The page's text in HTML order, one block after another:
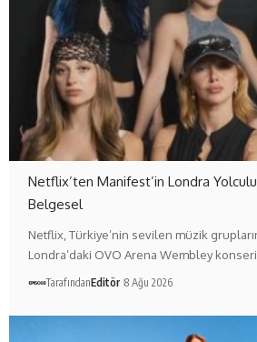
Netflix’ten Manifest’in Londra
Belgesel
Netflix, Türkiye’nin sevilen müzik
Londra’daki OVO Arena Wembley
TarafındanEditör 8 Ağu 2026